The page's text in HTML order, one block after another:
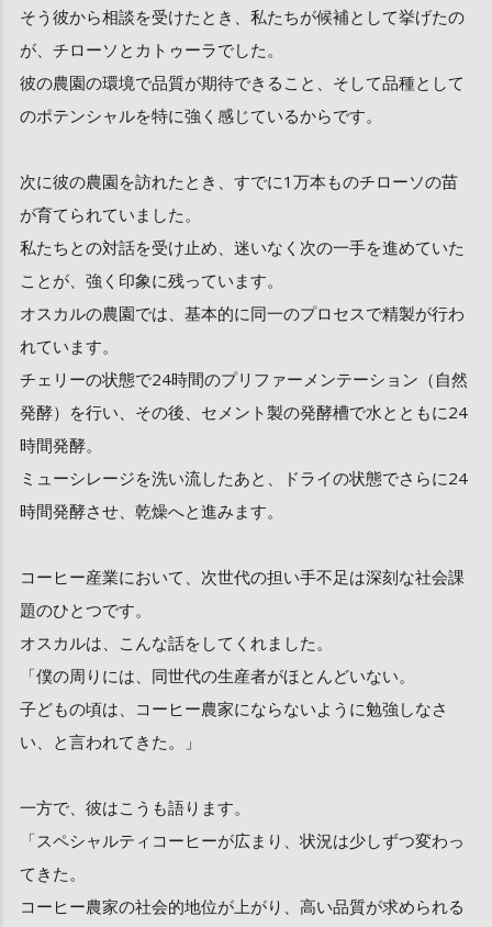
そう彼から相談を受けたとき、私たちが候補として挙げたの
が、チローソとカトゥーラでした。
彼の農園の環境で品質が期待できること、そして品種として
のポテンシャルを特に強く感じているからです。
次に彼の農園を訪れたとき、すでに1万本ものチローソの苗
が育てられていました。
私たちとの対話を受け止め、迷いなく次の一手を進めていた
ことが、強く印象に残っています。
オスカルの農園では、基本的に同一のプロセスで精製が行わ
れています。
チェリーの状態で24時間のプリファーメンテーション（自然
発酵）を行い、その後、セメント製の発酵槽で水とともに24
時間発酵。
ミューシレージを洗い流したあと、ドライの状態でさらに24
時間発酵させ、乾燥へと進みます。
コーヒー産業において、次世代の担い手不足は深刻な社会課
題のひとつです。
オスカルは、こんな話をしてくれました。
「僕の周りには、同世代の生産者がほとんどいない。
子どもの頃は、コーヒー農家にならないように勉強しなさ
い、と言われてきた。」
一方で、彼はこうも語ります。
「スペシャルティコーヒーが広まり、状況は少しずつ変わっ
てきた。
コーヒー農家の社会的地位が上がり、高い品質が求められる